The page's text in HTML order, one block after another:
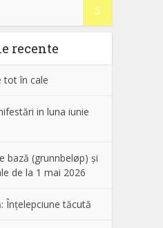
5
recente
tot în cale
in luna iunie
bază (grunnbeløp) și
de la 1 mai 2026
Înțelepciune tăcută